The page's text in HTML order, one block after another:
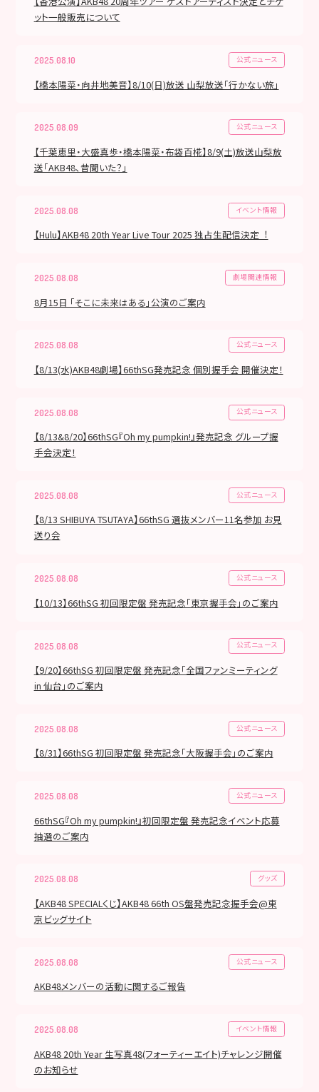
ット一般販売について
2025.08.10 公式ニュース
【橋本陽菜・向井地美音】8/10(日)放送 山梨放送「行かない旅」
2025.08.09 公式ニュース
【千葉恵里・大盛真歩・橋本陽菜・布袋百椛】8/9(土)放送山梨放
送「AKB48、昔聞いた？」
2025.08.08 イベント情報
【Hulu】AKB48 20th Year Live Tour 2025 独占⽣配信決定︕
2025.08.08 劇場関連情報
8月15日 「そこに未来はある」公演のご案内
2025.08.08 公式ニュース
【8/13(水)AKB48劇場】66thSG発売記念 個別握手会 開催決定！
2025.08.08 公式ニュース
【8/13&8/20】66thSG『Oh my pumpkin!』発売記念 グループ握
手会決定！
2025.08.08 公式ニュース
【8/13 SHIBUYA TSUTAYA】66thSG 選抜メンバー11名参加 お見
送り会
2025.08.08 公式ニュース
【10/13】66thSG 初回限定盤 発売記念「東京握手会」のご案内
2025.08.08 公式ニュース
【9/20】66thSG 初回限定盤 発売記念「全国ファンミーティング
in 仙台」のご案内
2025.08.08 公式ニュース
【8/31】66thSG 初回限定盤 発売記念「大阪握手会」のご案内
2025.08.08 公式ニュース
66thSG『Oh my pumpkin!』初回限定盤 発売記念イベント応募
抽選のご案内
2025.08.08 グッズ
【AKB48 SPECIALくじ】AKB48 66th OS盤発売記念握手会@東
京ビッグサイト
2025.08.08 公式ニュース
AKB48メンバーの活動に関するご報告
2025.08.08 イベント情報
AKB48 20th Year 生写真48(フォーティーエイト)チャレンジ開催
のお知らせ